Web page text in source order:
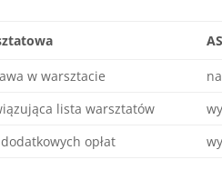
w warsztacie
lista warsztatów
opłat